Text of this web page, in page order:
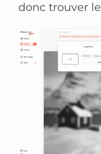
donc trouver